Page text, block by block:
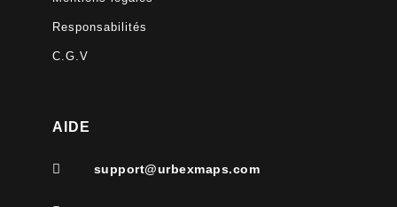
Responsabilités
C.G.V
AIDE
 support@urbexmaps.com